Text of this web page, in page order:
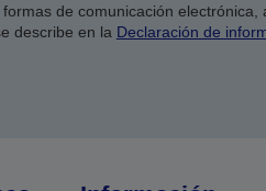
de comunicación electrónica,
describe en la Declaración de